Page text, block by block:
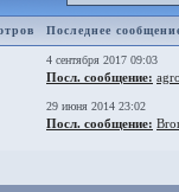
Последнее
4 сентября 2017 09:03
Посл. сообщение:
29 июня 2014 23:02
Посл. сообщение: